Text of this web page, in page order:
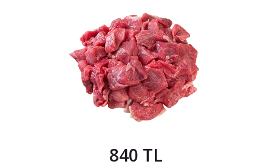
840 TL